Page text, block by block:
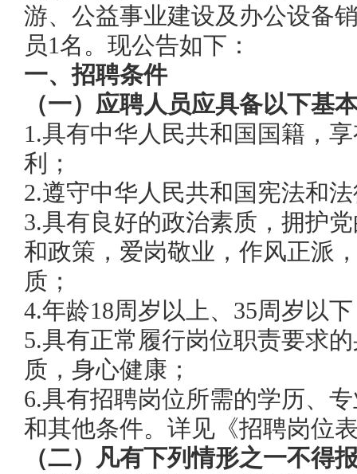
游、公益事业建设及办公设备
员1名 。现公告如下：
一、招聘条件
（一）应聘人员应具备以下基
1.具有中华人民共和国国籍，
利；
2.遵守中华人民共和国宪法和
3.具有良好的政治素质，拥护
和政策，爱岗敬业，作风正派
质；
4.年龄18周岁以上、35周岁以
5.具有正常履行岗位职责要求
质，身心健康；
6.具有招聘岗位所需的学历、
和其他条件。详见《招聘岗位
（二）
凡有下列情形之一不得